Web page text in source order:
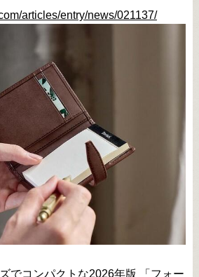
articles/entry/news/021137/
でコンパクトな2026年版 「フォー